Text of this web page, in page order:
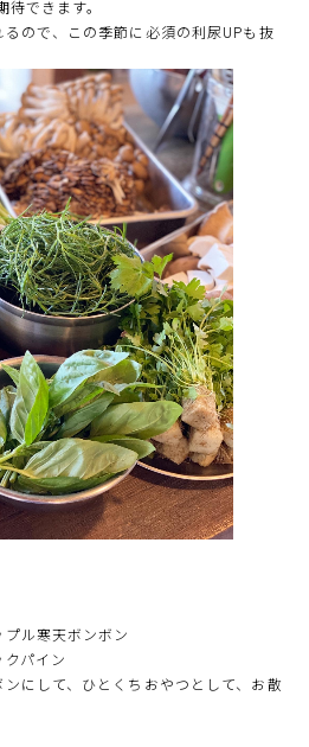
できます。
ので、この季節に必須の利尿UPも抜
ル寒天ボンボン
パイン
にして、ひとくちおやつとして、お散